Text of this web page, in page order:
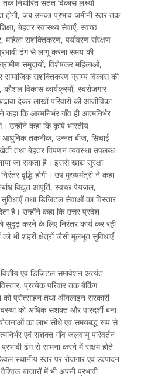
निर्धारित सतत विकास लक्ष्यों
जब उनका प्रभाव जमीनी स्तर तक
बेहतर स्वास्थ्य सेवाएँ, स्वच्छ
सशक्तिकरण, पर्यावरण संरक्षण
ढंग से लागू करना समय की
समुदायों, विशेषकर महिलाओं,
सशक्तिकरण ग्राम्य विकास की
विकास कार्यक्रमों, स्वरोजगार
देकर लाखों परिवारों की आजीविका
कि आत्मनिर्भर गाँव ही आत्मनिर्भर
उन्होंने कहा कि कृषि भारतीय
आधुनिक तकनीक, उन्नत बीज, सिंचाई
तथा बेहतर विपणन व्यवस्था उपलब्ध
जा सकता है। इससे खाद्य सुरक्षा
वृद्धि होगी। उप मुख्यमंत्री ने कहा
विद्युत आपूर्ति, स्वच्छ पेयजल,
तथा डिजिटल सेवाओं का विस्तार
है। उन्होंने कहा कि उत्तर प्रदेश
सुदृढ़ करने के लिए निरंतर कार्य कर रही
भी शहरी क्षेत्रों जैसी मूलभूत सुविधाएँ
एवं डिजिटल समावेशन अत्यंत
प्रत्येक परिवार तक बैंकिंग
प्रोत्साहन तथा ऑनलाइन सरकारी
को अधिक सशक्त और पारदर्शी बना
का लाभ सीधे एवं समयबद्ध रूप से
एवं सशक्त गाँव जलवायु परिवर्तन
ढंग से सामना करने में सक्षम होते
स्थानीय स्तर पर रोजगार एवं उत्पादन
बाजारों में भी अपनी प्रभावी